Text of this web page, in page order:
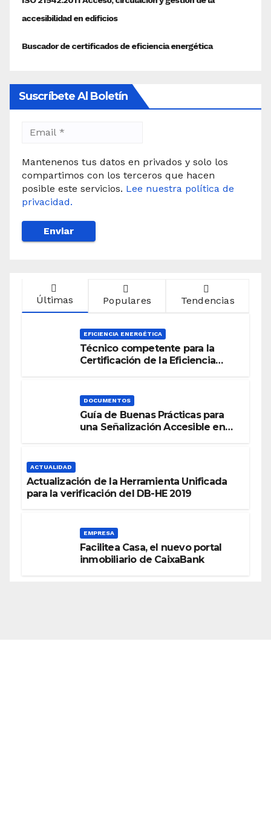
Suscríbete Al Boletín
Mantenenos tus datos en privados y solo los
compartimos con los terceros que hacen
posible este servicios. Lee nuestra política de
privacidad.
Últimas Populares Tendencias
EFICIENCIA ENERGÉTICA
Técnico competente para la
Certificación de la Eficiencia
DOCUMENTOS
Guía de Buenas Prácticas para
una Señalización Accesible en
ACTUALIDAD
Actualización de la Herramienta Unificada
para la verificación del DB-HE 2019
EMPRESA
Facilitea Casa, el nuevo portal
inmobiliario de CaixaBank